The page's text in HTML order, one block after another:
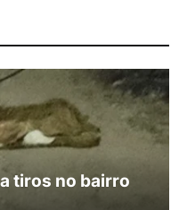
tiros no bairro